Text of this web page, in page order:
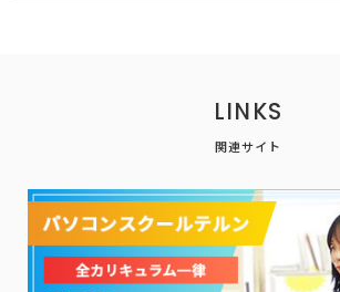
LINKS
関連サイト